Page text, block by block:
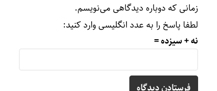
زمانی که دوباره دیدگاهی می‌نویسم.
لطفا پاسخ را به عدد انگلیسی وارد کنید:
نه + سیزده =